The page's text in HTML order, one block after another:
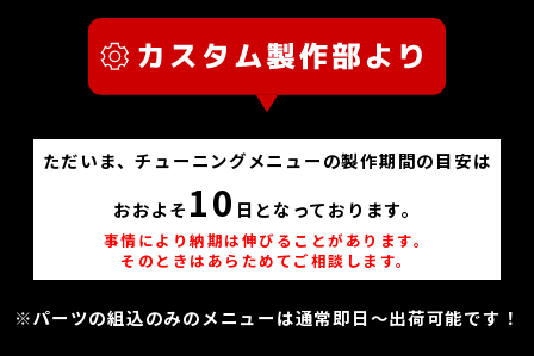
ただいま、チューニングメニューの製作期間の目安は
おおよそ 10 日となっております。
事情により納期は伸びることがあります。
そのときはあらためてご相談します。
※パーツの組込のみのメニューは通常即日～出荷可能です！